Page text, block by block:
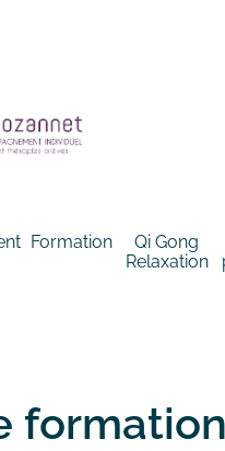
Formation
Qi Gong
Relaxation
formation